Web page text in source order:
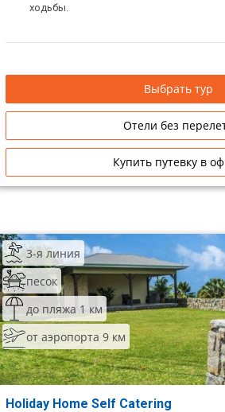
ходьбы.
Выбрать тур
Отели без
Купить путевку в
3-я линия
песок
до пляжа 1 км
от аэропорта 9 км
Holiday Home Self Catering